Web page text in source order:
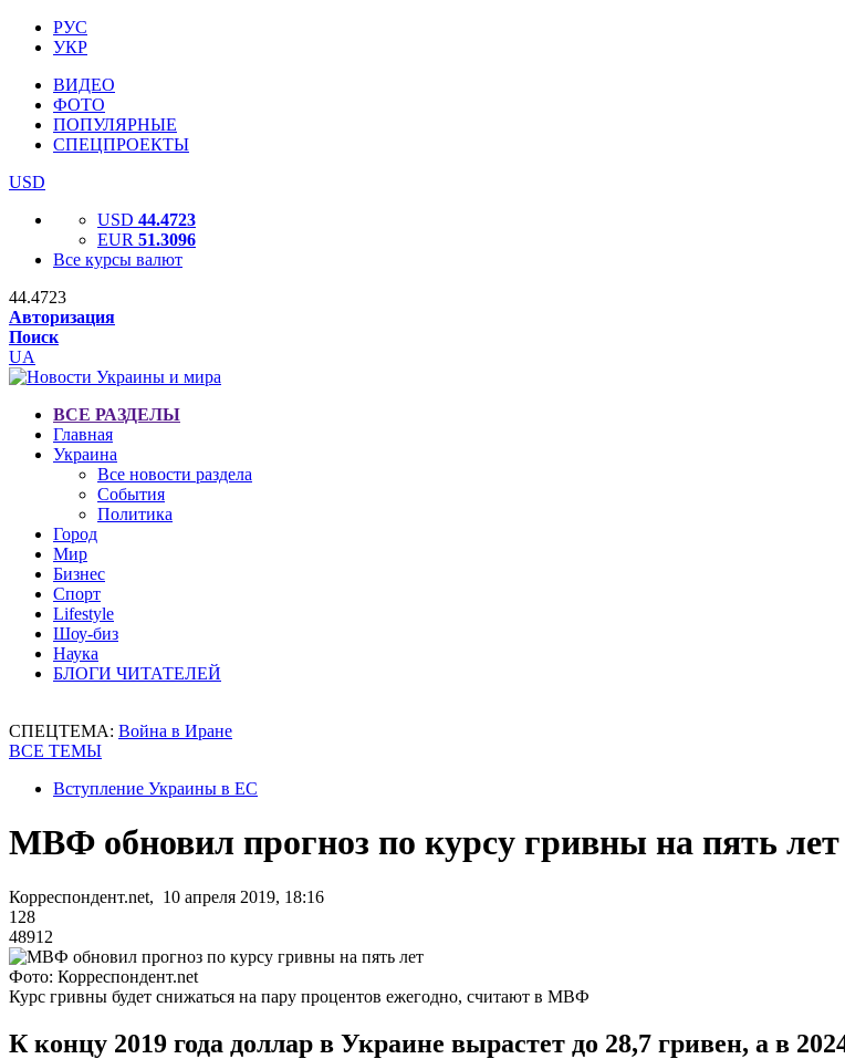
РУС
УКР
ВИДЕО
ФОТО
ПОПУЛЯРНЫЕ
СПЕЦПРОЕКТЫ
USD
USD 44.4723
EUR 51.3096
Все курсы валют
44.4723
Авторизация
Поиск
UA
ВСЕ РАЗДЕЛЫ
Главная
Украина
Все новости раздела
События
Политика
Город
Мир
Бизнес
Спорт
Lifestyle
Шоу-биз
Наука
БЛОГИ ЧИТАТЕЛЕЙ
СПЕЦТЕМА: Война в Иране
ВСЕ ТЕМЫ
Вступление Украины в ЕС
МВФ обновил прогноз по курсу гривны на пять лет
Корреспондент.net, 10 апреля 2019, 18:16
128
48912
Фото: Корреспондент.net
Курс гривны будет снижаться на пару процентов ежегодно, считают в МВФ
К концу 2019 года доллар в Украине вырастет до 28,7 гривен, а в